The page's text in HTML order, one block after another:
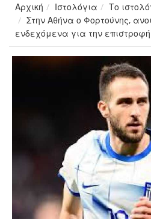
Αρχική Ιστολόγια
Το
Στην Αθήνα ο Φορτούνης,
ενδεχόμενα για την